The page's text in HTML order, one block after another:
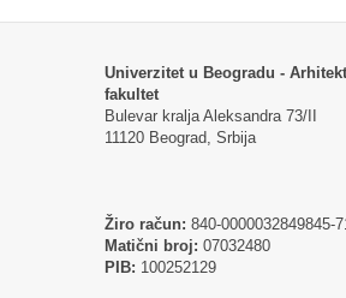
Univerzitet u Beogradu -
fakultet
Bulevar kralja Aleksandra 73/II
11120 Beograd, Srbija
Žiro račun: 840-0000032849845-
Matični broj: 07032480
PIB: 100252129